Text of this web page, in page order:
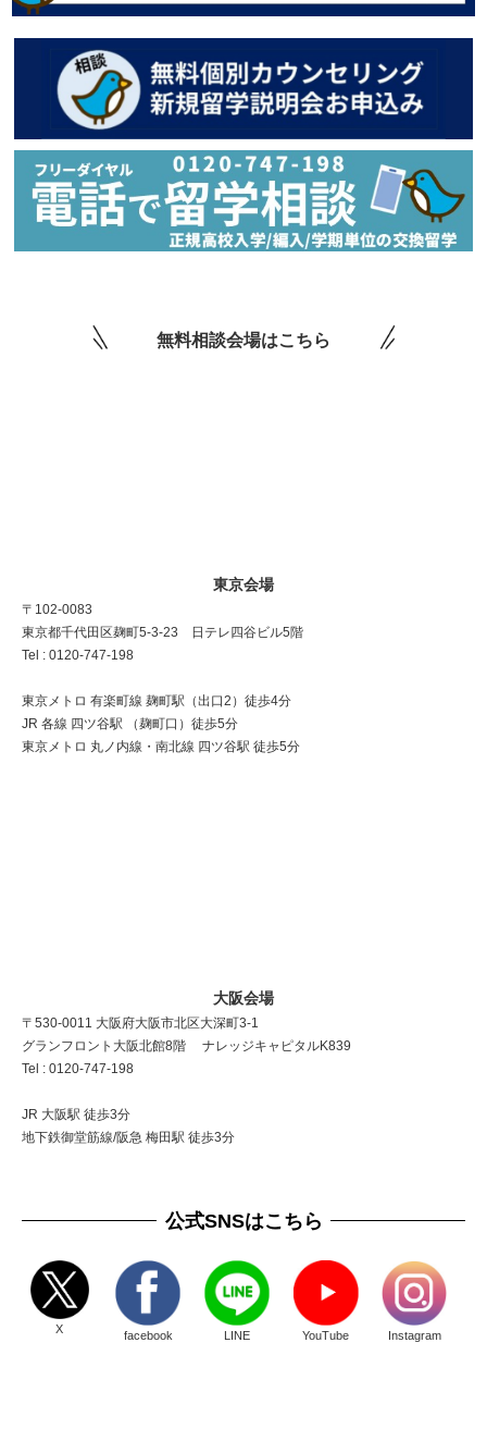
無料相談会場はこちら
東京会場
〒102-0083
東京都千代田区麹町5-3-23 日テレ四谷ビル5階
Tel : 0120-747-198
東京メトロ 有楽町線 麹町駅（出口2）徒歩4分
JR 各線 四ツ谷駅 （麹町口）徒歩5分
東京メトロ 丸ノ内線・南北線 四ツ谷駅 徒歩5分
大阪会場
〒530-0011 大阪府大阪市北区大深町3-1
グランフロント大阪北館8階 ナレッジキャピタルK839
Tel : 0120-747-198
JR 大阪駅 徒歩3分
地下鉄御堂筋線/阪急 梅田駅 徒歩3分
公式SNSはこちら
X facebook LINE YouTube Instagram